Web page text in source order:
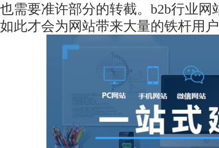
也需要准许部分的转截。b2b行业
如此才会为网站带来大量的铁杆用